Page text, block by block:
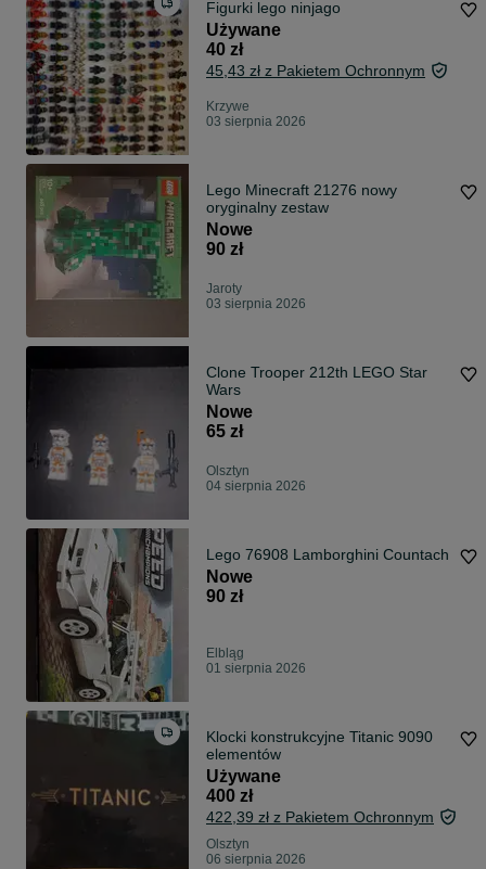
Figurki lego ninjago
Używane
40 zł
45,43 zł z Pakietem Ochronnym
Krzywe
03 sierpnia 2026
Lego Minecraft 21276 nowy
oryginalny zestaw
Nowe
90 zł
Jaroty
03 sierpnia 2026
Clone Trooper 212th LEGO Star
Wars
Nowe
65 zł
Olsztyn
04 sierpnia 2026
Lego 76908 Lamborghini Countach
Nowe
90 zł
Elbląg
01 sierpnia 2026
Klocki konstrukcyjne Titanic 9090
elementów
Używane
400 zł
422,39 zł z Pakietem Ochronnym
Olsztyn
06 sierpnia 2026